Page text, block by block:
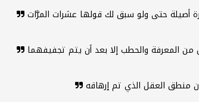
أصيلة حتى ولو سبق لك قولها عشرات المرَّات
المعرفة والحطب إلا بعد أن يتم تجفيفهما
منطق العقل الذي تم إرهاقه